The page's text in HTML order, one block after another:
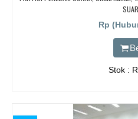
Rp
Stok :